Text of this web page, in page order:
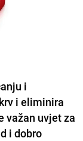
i
i eliminira
važan uvjet za
i dobro